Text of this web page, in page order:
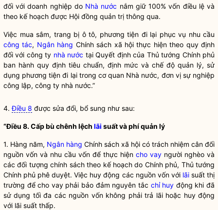
đối với doanh nghiệp do Nhà nước nắm giữ 100% vốn điều lệvà
theo kế hoạch được Hội đồng quản trị thông qua.
Việc mua sắm, trang bị ô tô, phương tiện đi lại phục vụ nhu cầu
công tác, Ngân hàng Chính sách xã hội thực hiện theo quy định
đối với công ty nhà nước tại Quyết định của Thủ tướng Chính phủ
ban hành quy định tiêu chuẩn, định mức và chế độ quản lý, sử
dụng phương tiện đi lại trong cơ quan Nhà nước, đơn vị sự nghiệp
công lập, công ty nhà nước.”
4. Điều 8 được sửa đổi, bổ sung như sau:
“Điều 8. Cấp bù chênh lệch lãi suất và phí quản lý
1. Hàng năm, Ngân hàng Chính sách xã hội có trách nhiệm cân đối
nguồn vốn và nhu cầu vốn để thực hiện cho vay người nghèo và
các đối tượng chính sách theo kế hoạch do Chính phủ, Thủ tướng
Chính phủ phê duyệt. Việc huy động các nguồn vốn với lãisuất thị
trường đểcho vayphải bảo đảm nguyên tắc chỉ huy động khi đã
sử dụng tối đa các nguồn vốn không phải trả lãihoặc huy động
với lãi suất thấp.